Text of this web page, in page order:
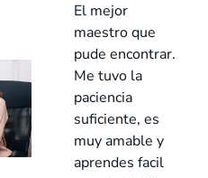
El mejor
maestro que
pude encontrar.
Me tuvo la
paciencia
suficiente, es
muy amable y
aprendes facil